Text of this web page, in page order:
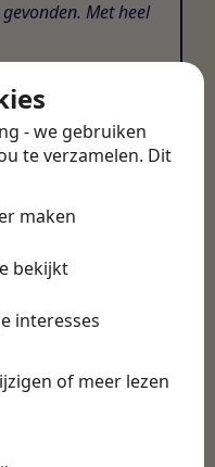
- we gebruiken
te verzamelen. Dit
maken
bekijkt
interesses
of meer lezen
Met heel